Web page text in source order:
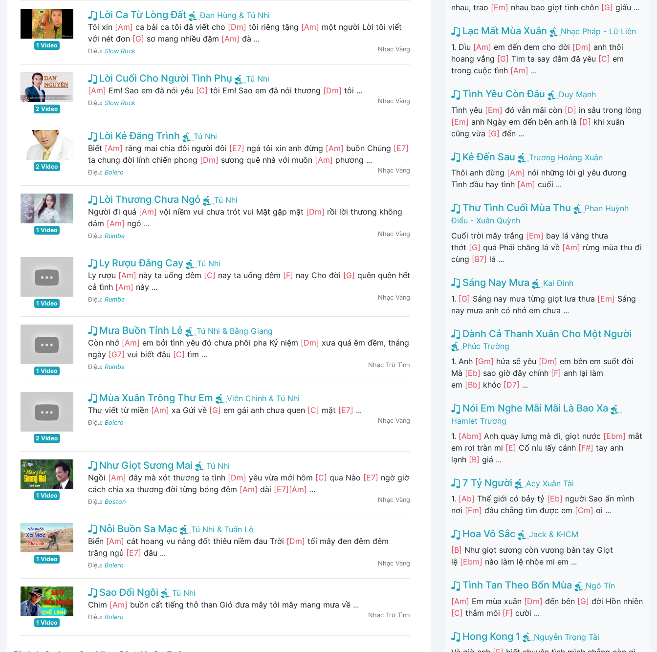
1 Video
Lời Ca Từ Lòng Đất
Đan Hùng & Tú Nhi
Tôi xin [Am] ca bài ca tôi đã viết cho [Dm] tôi riêng tặng [Am] một người Lời tôi viết
với nét đơn [G] sơ mang nhiều đậm [Am] đà ...
Điệu: Slow Rock Nhạc Vàng
2 Video
Lời Cuối Cho Người Tình Phụ
Tú Nhi
[Am] Em! Sao em đã nói yêu [C] tôi Em! Sao em đã nói thương [Dm] tôi ...
Điệu: Slow Rock Nhạc Vàng
2 Video
Lời Kẻ Đăng Trình
Tú Nhi
Biết [Am] rằng mai chia đôi người đôi [E7] ngả tôi xin anh đừng [Am] buồn Chúng [E7]
ta chung đời lính chiến phong [Dm] sương quê nhà với muôn [Am] phương ...
Điệu: Bolero Nhạc Vàng
1 Video
Lời Thương Chưa Ngỏ
Tú Nhi
Người đi quá [Am] vội niềm vui chưa trót vui Mặt gặp mặt [Dm] rồi lời thương không
dám [Am] ngỏ ...
Điệu: Rumba Nhạc Vàng
1 Video
Ly Rượu Đắng Cay
Tú Nhi
Ly rượu [Am] này ta uống đêm [C] nay ta uống đêm [F] nay Cho đời [G] quên quên hết
cả tình [Am] này ...
Điệu: Rumba Nhạc Vàng
1 Video
Mưa Buồn Tỉnh Lẻ
Tú Nhi & Bằng Giang
Còn nhớ [Am] em bởi tình yêu đó chưa phôi pha Kỷ niệm [Dm] xưa quá êm đềm, tháng
ngày [G7] vui biết đâu [C] tìm ...
Điệu: Rumba Nhạc Trữ Tình
2 Video
Mùa Xuân Trông Thư Em
Viễn Chinh & Tú Nhi
Thư viết từ miền [Am] xa Gửi về [G] em gái anh chưa quen [C] mặt [E7] ...
Điệu: Bolero Nhạc Vàng
1 Video
Như Giọt Sương Mai
Tú Nhi
Ngồi [Am] đây mà xót thương ta tình [Dm] yêu vừa mới hôm [C] qua Nào [E7] ngờ giờ
cách chia xa thương đời từng bóng đêm [Am] dài [E7] [Am] ...
Điệu: Boston Nhạc Vàng
1 Video
Nỗi Buồn Sa Mạc
Tú Nhi & Tuấn Lê
Biển [Am] cát hoang vu nắng đốt thiêu niềm đau Trời [Dm] tối mây đen đêm đêm
trăng ngủ [E7] đâu ...
Điệu: Bolero Nhạc Vàng
1 Video
Sao Đổi Ngôi
Tú Nhi
Chim [Am] buồn cất tiếng thở than Gió đưa mây tới mây mang mưa về ...
Điệu: Bolero Nhạc Trữ Tình
nhau, trao [Em] nhau bao giọt tình chôn [G] giấu ...
Lạc Mất Mùa Xuân
Nhạc Pháp - Lữ Liên
1. Dìu [Am] em đến đem cho đời [Dm] anh thôi
hoang vắng [G] Tim ta say đắm đã yêu [C] em
trong cuộc tình [Am] ...
Tình Yêu Còn Đâu
Duy Mạnh
Tình yêu [Em] đó vẫn mãi còn [D] in sâu trong lòng
[Em] anh Ngày em đến bên anh là [D] khi xuân
cũng vừa [G] đến ...
Kẻ Đến Sau
Trương Hoàng Xuân
Thôi anh đừng [Am] nói những lời gì yêu đương
Tình đầu hay tình [Am] cuối ...
Thư Tình Cuối Mùa Thu
Phan Huỳnh
Điểu - Xuân Quỳnh
Cuối trời mây trắng [Em] bay lá vàng thưa
thớt [G] quá Phải chăng lá về [Am] rừng mùa thu đi
cùng [B7] lá ...
Sáng Nay Mưa
Kai Đinh
1. [G] Sáng nay mưa từng giọt lưa thưa [Em] Sáng
nay mưa anh có nhớ em chưa ...
Dành Cả Thanh Xuân Cho Một Người
Phúc Trường
1. Anh [Gm] hứa sẽ yêu [Dm] em bên em suốt đời
Mà [Eb] sao giờ đây chính [F] anh lại làm
em [Bb] khóc [D7] ...
Nói Em Nghe Mãi Mãi Là Bao Xa
Hamlet Trương
1. [Abm] Anh quay lưng mà đi, giọt nước [Ebm] mắt
em rơi tràn mi [E] Cố níu lấy cánh [F#] tay anh
lạnh [B] giá ...
7 Tỷ Người
Acy Xuân Tài
1. [Ab] Thế giới có bảy tỷ [Eb] người Sao ẩn mình
nơi [Fm] đâu chẳng tìm được em [Cm] ơi ...
Hoa Vô Sắc
Jack & K-ICM
[B] Như giọt sương còn vương bàn tay Giọt
lệ [Ebm] nào làm lệ nhòe mi em ...
Tình Tan Theo Bốn Mùa
Ngô Tín
[Am] Em mùa xuân [Dm] đến bên [G] đời Hồn nhiên
[C] thắm môi [F] cười ...
Hong Kong 1
Nguyễn Trọng Tài